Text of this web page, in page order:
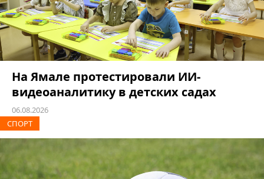
На Ямале протестировали ИИ-
видеоаналитику в детских садах
06.08.2026
СПОРТ